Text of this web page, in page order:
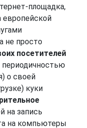
площадка,
европейской
не просто
посетителей
о своей
куки
на запись
на компьютеры